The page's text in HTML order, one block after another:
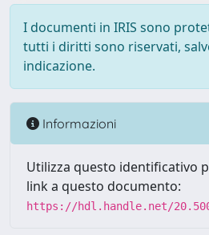
I documenti in IRIS sono
tutti i diritti sono riservati,
indicazione.
Informazioni
Utilizza questo identificativo
link a questo documento:
https://hdl.handle.net/